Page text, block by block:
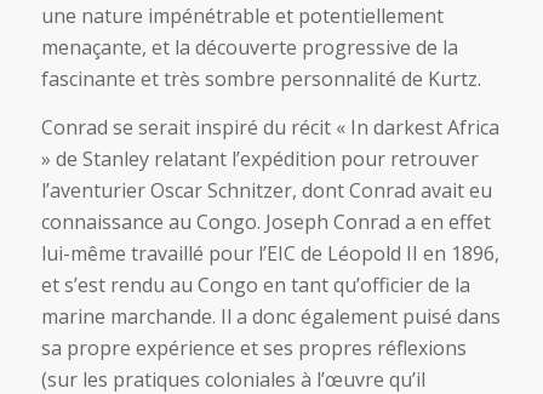
une nature impénétrable et potentiellement
menaçante, et la découverte progressive de la
fascinante et très sombre personnalité de Kurtz.
Conrad se serait inspiré du récit « In darkest Africa
» de Stanley relatant l’expédition pour retrouver
l’aventurier Oscar Schnitzer, dont Conrad avait eu
connaissance au Congo. Joseph Conrad a en effet
lui-même travaillé pour l’EIC de Léopold II en 1896,
et s’est rendu au Congo en tant qu’officier de la
marine marchande. Il a donc également puisé dans
sa propre expérience et ses propres réflexions
(sur les pratiques coloniales à l’œuvre qu’il